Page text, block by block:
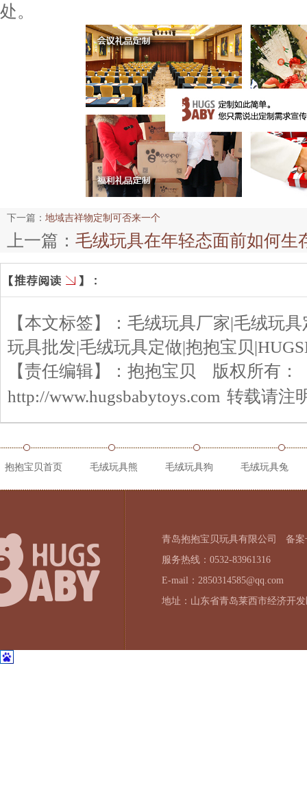
处。
下一篇： 地域吉祥物定制可否来一个
上一篇： 毛绒玩具在年轻态面前如何生
【本文标签】： 毛绒玩具厂家|毛绒玩
玩具批发|毛绒玩具定做|抱抱宝贝
【责任编辑】： 抱抱宝贝
版权所有：
http://www.hugsbabytoys.com 转载请注
抱抱宝贝首页 毛绒玩具熊 毛绒玩具狗 毛绒玩具兔
青岛抱抱宝贝玩具有限公司
备案
服务热线：0532-83961316
E-mail：2850314585@qq.com
地址：山东省青岛莱西市经济开